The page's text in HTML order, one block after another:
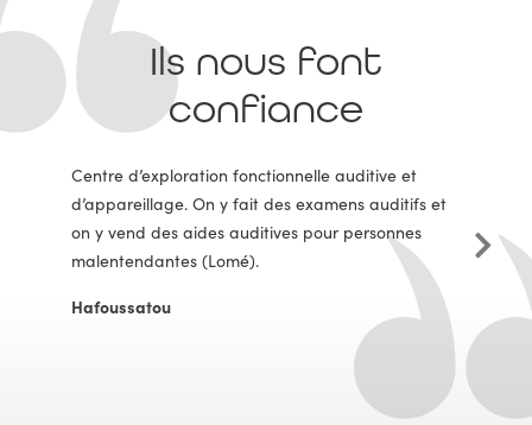
Ils nous font
confiance
Centre d’exploration fonctionnelle auditive et
d’appareillage. On y fait des examens auditifs et
on y vend des aides auditives pour personnes
malentendantes (Lomé).
Hafoussatou